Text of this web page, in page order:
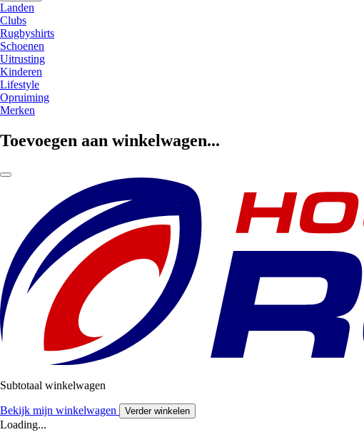
Landen
Clubs
Rugbyshirts
Schoenen
Uitrusting
Kinderen
Lifestyle
Opruiming
Merken
Toevoegen aan winkelwagen...
Subtotaal winkelwagen
Bekijk mijn winkelwagen Verder winkelen
Loading...